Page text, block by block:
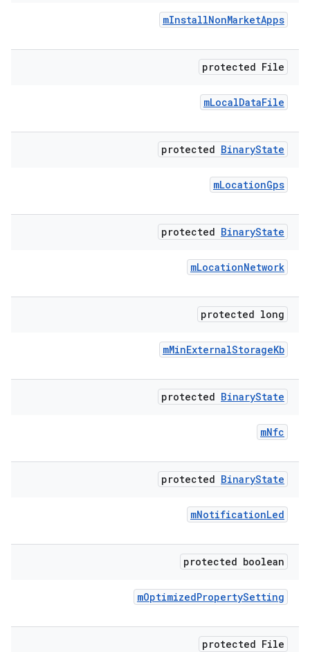
mInstallNonMarketApps
protected File
mLocalDataFile
protected BinaryState
mLocationGps
protected BinaryState
mLocationNetwork
protected long
mMinExternalStorageKb
protected BinaryState
mNfc
protected BinaryState
mNotificationLed
protected boolean
mOptimizedPropertySetting
protected File